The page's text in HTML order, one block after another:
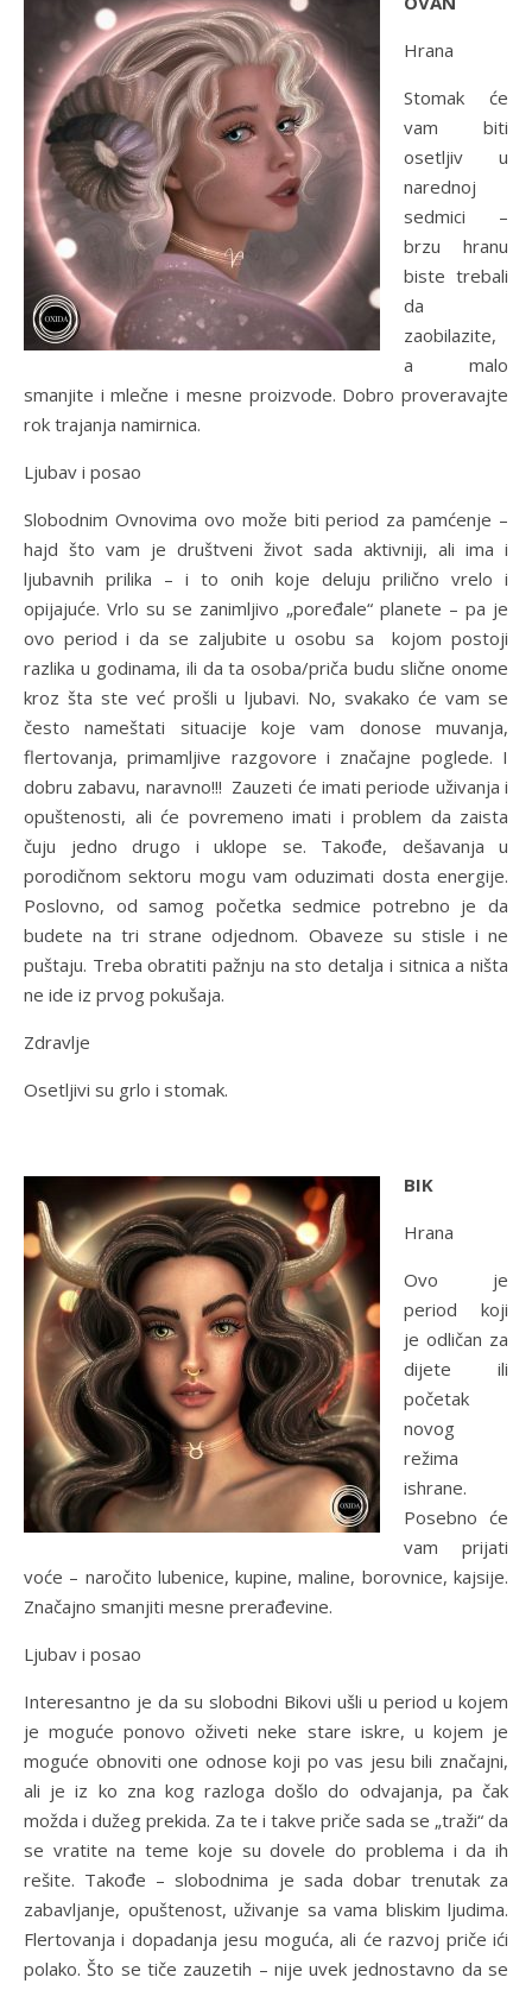
Hrana
Stomak će
vam biti
osetljiv u
narednoj
sedmici –
brzu hranu
biste trebali
da
zaobilazite,
a malo
smanjite i mlečne i mesne proizvode. Dobro proveravajte
rok trajanja namirnica.
Ljubav i posao
Slobodnim Ovnovima ovo može biti period za pamćenje –
hajd što vam je društveni život sada aktivniji, ali ima i
ljubavnih prilika – i to onih koje deluju prilično vrelo i
opijajuće. Vrlo su se zanimljivo „poređale“ planete – pa je
ovo period i da se zaljubite u osobu sa kojom postoji
razlika u godinama, ili da ta osoba/priča budu slične onome
kroz šta ste već prošli u ljubavi. No, svakako će vam se
često nameštati situacije koje vam donose muvanja,
flertovanja, primamljive razgovore i značajne poglede. I
dobru zabavu, naravno!!! Zauzeti će imati periode uživanja i
opuštenosti, ali će povremeno imati i problem da zaista
čuju jedno drugo i uklope se. Takođe, dešavanja u
porodičnom sektoru mogu vam oduzimati dosta energije.
Poslovno, od samog početka sedmice potrebno je da
budete na tri strane odjednom. Obaveze su stisle i ne
puštaju. Treba obratiti pažnju na sto detalja i sitnica a ništa
ne ide iz prvog pokušaja.
Zdravlje
Osetljivi su grlo i stomak.
BIK
Hrana
Ovo je
period koji
je odličan za
dijete ili
početak
novog
režima
ishrane.
Posebno će
vam prijati
voće – naročito lubenice, kupine, maline, borovnice, kajsije.
Značajno smanjiti mesne prerađevine.
Ljubav i posao
Interesantno je da su slobodni Bikovi ušli u period u kojem
je moguće ponovo oživeti neke stare iskre, u kojem je
moguće obnoviti one odnose koji po vas jesu bili značajni,
ali je iz ko zna kog razloga došlo do odvajanja, pa čak
možda i dužeg prekida. Za te i takve priče sada se „traži“ da
se vratite na teme koje su dovele do problema i da ih
rešite. Takođe – slobodnima je sada dobar trenutak za
zabavljanje, opuštenost, uživanje sa vama bliskim ljudima.
Flertovanja i dopadanja jesu moguća, ali će razvoj priče ići
polako. Što se tiče zauzetih – nije uvek jednostavno da se